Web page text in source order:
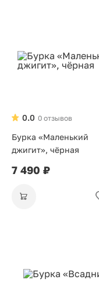
0 отзывов
0.0
Бурка «Маленький
джигит», чёрная
7 490 ₽